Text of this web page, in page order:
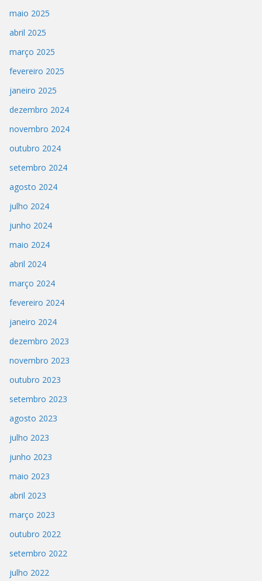
maio 2025
abril 2025
março 2025
fevereiro 2025
janeiro 2025
dezembro 2024
novembro 2024
outubro 2024
setembro 2024
agosto 2024
julho 2024
junho 2024
maio 2024
abril 2024
março 2024
fevereiro 2024
janeiro 2024
dezembro 2023
novembro 2023
outubro 2023
setembro 2023
agosto 2023
julho 2023
junho 2023
maio 2023
abril 2023
março 2023
outubro 2022
setembro 2022
julho 2022